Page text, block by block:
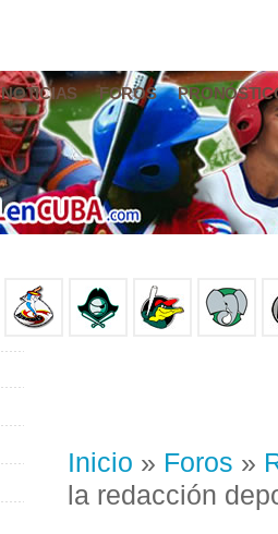
NOTICIAS FOROS
Inicio » Foros »
la redacción